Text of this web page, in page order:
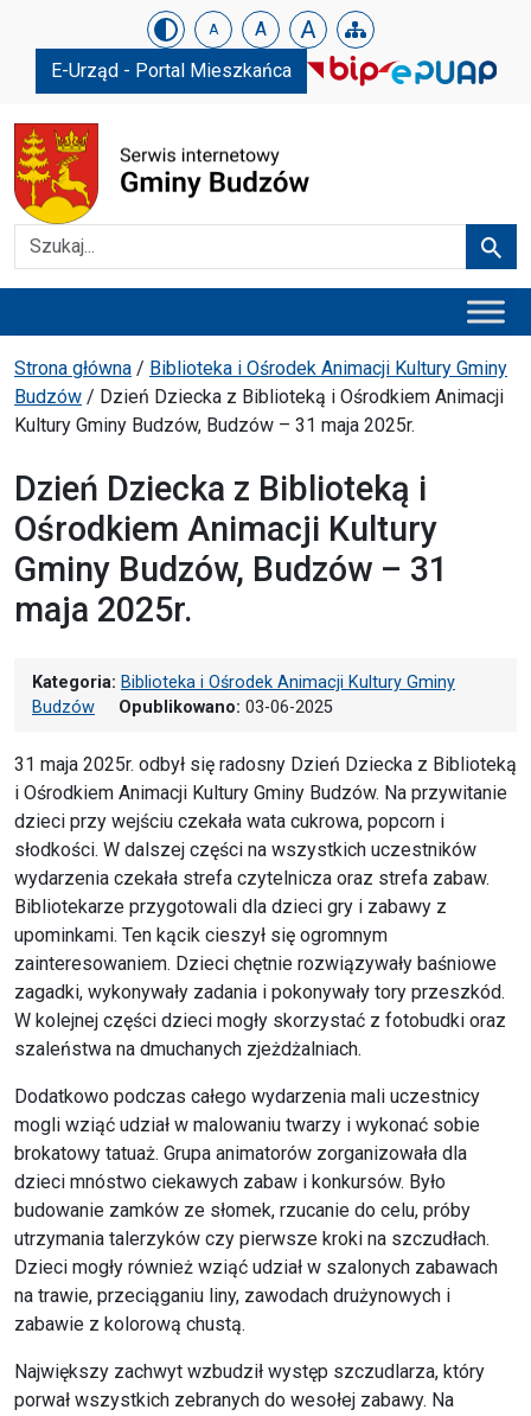
Urząd Gminy w Budzowie
Skip menu A A A
E-Urząd - Portal Mieszkańca
Szukaj
Ścieżka powrotu
Strona główna / Biblioteka i Ośrodek Animacji Kultury Gminy
Budzów / Dzień Dziecka z Biblioteką i Ośrodkiem Animacji
Kultury Gminy Budzów, Budzów – 31 maja 2025r.
Dzień Dziecka z Biblioteką i
Ośrodkiem Animacji Kultury
Gminy Budzów, Budzów – 31
maja 2025r.
Kategoria: Biblioteka i Ośrodek Animacji Kultury Gminy
Budzów
Opublikowano: 03-06-2025
31 maja 2025r. odbył się radosny Dzień Dziecka z Biblioteką
i Ośrodkiem Animacji Kultury Gminy Budzów. Na przywitanie
dzieci przy wejściu czekała wata cukrowa, popcorn i
słodkości. W dalszej części na wszystkich uczestników
wydarzenia czekała strefa czytelnicza oraz strefa zabaw.
Bibliotekarze przygotowali dla dzieci gry i zabawy z
upominkami. Ten kącik cieszył się ogromnym
zainteresowaniem. Dzieci chętnie rozwiązywały baśniowe
zagadki, wykonywały zadania i pokonywały tory przeszkód.
W kolejnej części dzieci mogły skorzystać z fotobudki oraz
szaleństwa na dmuchanych zjeżdżalniach.
Dodatkowo podczas całego wydarzenia mali uczestnicy
mogli wziąć udział w malowaniu twarzy i wykonać sobie
brokatowy tatuaż. Grupa animatorów zorganizowała dla
dzieci mnóstwo ciekawych zabaw i konkursów. Było
budowanie zamków ze słomek, rzucanie do celu, próby
utrzymania talerzyków czy pierwsze kroki na szczudłach.
Dzieci mogły również wziąć udział w szalonych zabawach
na trawie, przeciąganiu liny, zawodach drużynowych i
zabawie z kolorową chustą.
Największy zachwyt wzbudził występ szczudlarza, który
porwał wszystkich zebranych do wesołej zabawy. Na